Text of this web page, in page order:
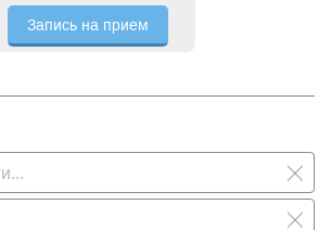
Запись на прием